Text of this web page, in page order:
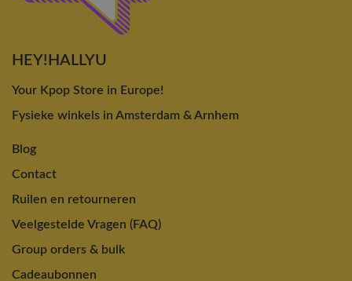
HEY!HALLYU
Your Kpop Store in Europe!
Fysieke winkels in Amsterdam & Arnhem
Blog
Contact
Ruilen en retourneren
Veelgestelde Vragen (FAQ)
Group orders & bulk
Cadeaubonnen